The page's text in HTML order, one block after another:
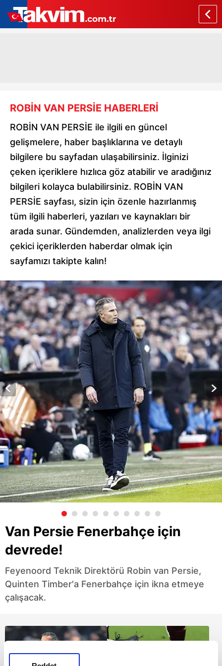
ROBİN VAN PERSİE HABERLERİ
ROBİN VAN PERSİE ile ilgili en güncel
gelişmelere, haber başlıklarına ve detaylı
bilgilere bu sayfadan ulaşabilirsiniz. İlginizi
çeken içeriklere hızlıca göz atabilir ve aradığınız
bilgileri kolayca bulabilirsiniz. ROBİN VAN
PERSİE sayfası, sizin için özenle hazırlanmış
tüm ilgili haberleri, yazıları ve kaynakları bir
arada sunar. Gündemden, analizlerden veya ilgi
çekici içeriklerden haberdar olmak için
sayfamızı takipte kalın!
Van Persie Fenerbahçe için
devrede!
Feyenoord Teknik Direktörü Robin van Persie,
Quinten Timber'a Fenerbahçe için ikna etmeye
çalışacak.